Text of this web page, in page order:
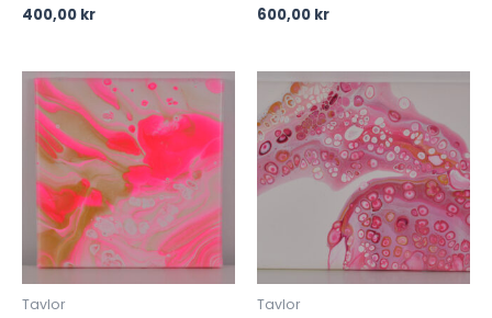
400,00 kr 600,00 kr
Tavlor Tavlor